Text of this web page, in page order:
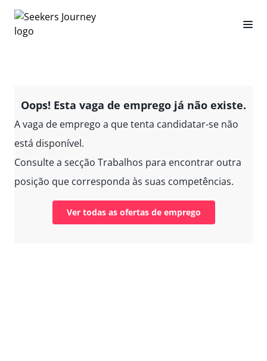
Oops! Esta vaga de emprego já não existe.
A vaga de emprego a que tenta candidatar-se não
está disponível.
Consulte a secção Trabalhos para encontrar outra
posição que corresponda às suas competências.
Ver todas as ofertas de emprego